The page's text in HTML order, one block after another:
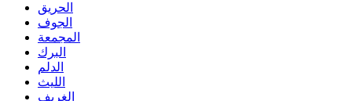
الحريق
الجوف
المجمعة
البرك
الدلم
الليث
الغريف